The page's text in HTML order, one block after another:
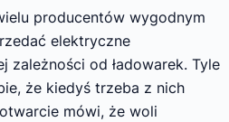
producentów wygodnym
elektryczne
zależności od ładowarek. Tyle
że kiedyś trzeba z nich
mówi, że woli